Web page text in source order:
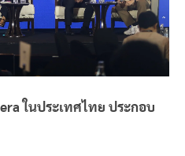
ในประเทศไทย ประกอบ